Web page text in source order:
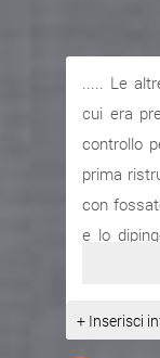
..... Le
cui era
controllo
prima
con
e lo
affianca
Fonte:
+ Inserisci